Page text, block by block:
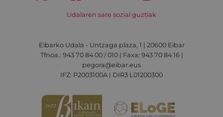
Udalaren sare sozial guztiak
Eibarko Udala - Untzaga plaza, 1 | 20600 Eibar
Tfnoa.: 943 70 84 00 / 010 | Faxa: 943 70 84 16 |
pegora@eibar.eus
IFZ: P2003100A | DIR3 L01200300